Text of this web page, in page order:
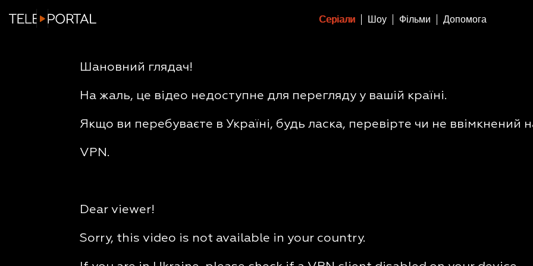
Серіали Шоу Фільми Допомога